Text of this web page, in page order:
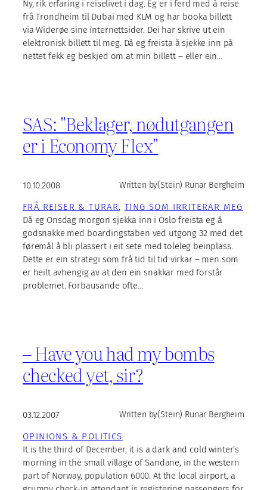
Ny, rik erfaring i reiselivet i dag. Eg er i ferd med å reise
frå Trondheim til Dubai med KLM og har booka billett
via Widerøe sine internettsider. Dei har skrive ut ein
elektronisk billett til meg. Då eg freista å sjekke inn på
nettet fekk eg beskjed om at min billett – eller ein…
SAS: "Beklager, nødutgangen
er i Economy Flex"
10.10.2008 Written by(Stein) Runar Bergheim
FRÅ REISER & TURAR, TING SOM IRRITERAR MEG
Då eg Onsdag morgon sjekka inn i Oslo freista eg å
godsnakke med boardingstaben ved utgong 32 med det
føremål å bli plassert i eit sete med toleleg beinplass.
Dette er ein strategi som frå tid til tid virkar – men som
er heilt avhengig av at den ein snakkar med forstår
problemet. Forbausande ofte…
– Have you had my bombs
checked yet, sir?
03.12.2007 Written by(Stein) Runar Bergheim
OPINIONS & POLITICS
It is the third of December, it is a dark and cold winter’s
morning in the small village of Sandane, in the western
part of Norway, population 6000. At the local airport, a